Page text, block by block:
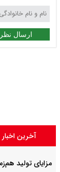
ارسال نظر
آخرین اخبار
مزایای تولید